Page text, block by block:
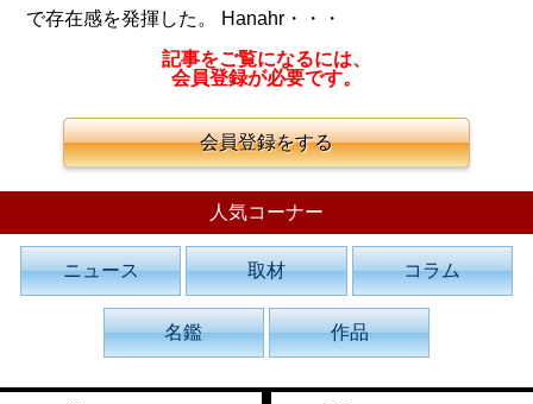
で存在感を発揮した。 Hanahr・・・
記事をご覧になるには、
会員登録が必要です。
会員登録をする
人気コーナー
ニュース 取材 コラム
名鑑 作品